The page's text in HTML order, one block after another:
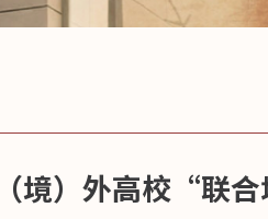
境）外高校“联